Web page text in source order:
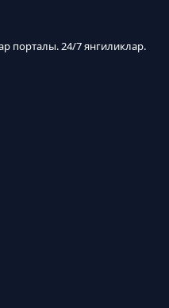
порталы. 24/7 янгиликлар.